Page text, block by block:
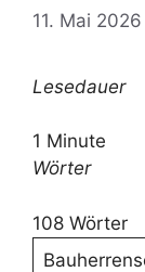
11. Mai 2026
Lesedauer
1 Minute
Wörter
108 Wörter